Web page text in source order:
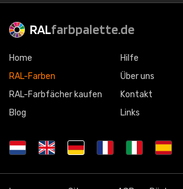
RALfarbpalette.de
Home
RAL-Farben
RAL-Farbfächer kaufen
Blog
Hilfe
Über uns
Kontakt
Links